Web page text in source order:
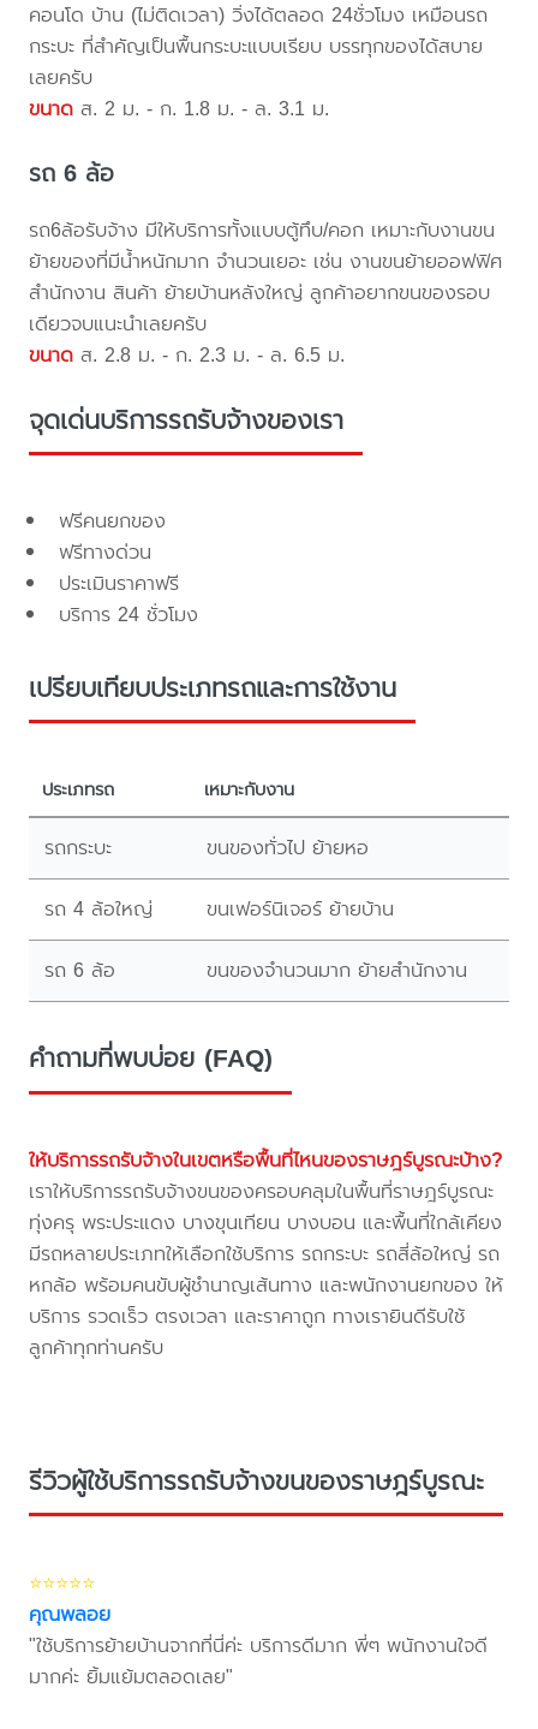
คอนโด บ้าน (ไม่ติดเวลา) วิ่งได้ตลอด 24ชั่วโมง เหมือนรถ
กระบะ ที่สำคัญเป็นพื้นกระบะแบบเรียบ บรรทุกของได้สบาย
เลยครับ
ขนาด ส. 2 ม. - ก. 1.8 ม. - ล. 3.1 ม.
รถ 6 ล้อ
รถ6ล้อรับจ้าง มีให้บริการทั้งแบบตู้ทึบ/คอก เหมาะกับงานขน
ย้ายของที่มีน้ำหนักมาก จำนวนเยอะ เช่น งานขนย้ายออฟฟิศ
สำนักงาน สินค้า ย้ายบ้านหลังใหญ่ ลูกค้าอยากขนของรอบ
เดียวจบแนะนำเลยครับ
ขนาด ส. 2.8 ม. - ก. 2.3 ม. - ล. 6.5 ม.
จุดเด่นบริการรถรับจ้างของเรา
ฟรีคนยกของ
ฟรีทางด่วน
ประเมินราคาฟรี
บริการ 24 ชั่วโมง
เปรียบเทียบประเภทรถและการใช้งาน
ประเภทรถ เหมาะกับงาน
รถกระบะ ขนของทั่วไป ย้ายหอ
รถ 4 ล้อใหญ่ ขนเฟอร์นิเจอร์ ย้ายบ้าน
รถ 6 ล้อ ขนของจำนวนมาก ย้ายสำนักงาน
คำถามที่พบบ่อย (FAQ)
ให้บริการรถรับจ้างในเขตหรือพื้นที่ไหนของราษฎร์บูรณะบ้าง?
เราให้บริการรถรับจ้างขนของครอบคลุมในพื้นที่ราษฎร์บูรณะ
ทุ่งครุ พระประแดง บางขุนเทียน บางบอน และพื้นที่ใกล้เคียง
มีรถหลายประเภทให้เลือกใช้บริการ รถกระบะ รถสี่ล้อใหญ่ รถ
หกล้อ พร้อมคนขับผู้ชำนาญเส้นทาง และพนักงานยกของ ให้
บริการ รวดเร็ว ตรงเวลา และราคาถูก ทางเรายินดีรับใช้
ลูกค้าทุกท่านครับ
รีวิวผู้ใช้บริการรถรับจ้างขนของราษฎร์บูรณะ
⭐⭐⭐⭐⭐
คุณพลอย
"ใช้บริการย้ายบ้านจากที่นี่ค่ะ บริการดีมาก พี่ๆ พนักงานใจดี
มากค่ะ ยิ้มแย้มตลอดเลย"